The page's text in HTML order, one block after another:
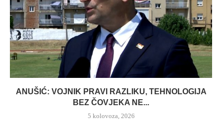
ANUŠIĆ: VOJNIK PRAVI RAZLIKU, TEHNOLOGIJA
BEZ ČOVJEKA NE...
5 kolovoza, 2026